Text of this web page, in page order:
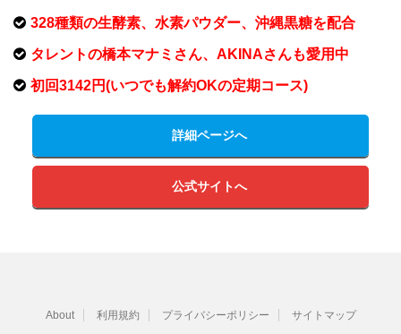
328種類の生酵素、水素パウダー、沖縄黒糖を配合
タレントの橋本マナミさん、AKINAさんも愛用中
初回3142円(いつでも解約OKの定期コース)
詳細ページへ
公式サイトへ
About 利用規約 プライバシーポリシー サイトマップ